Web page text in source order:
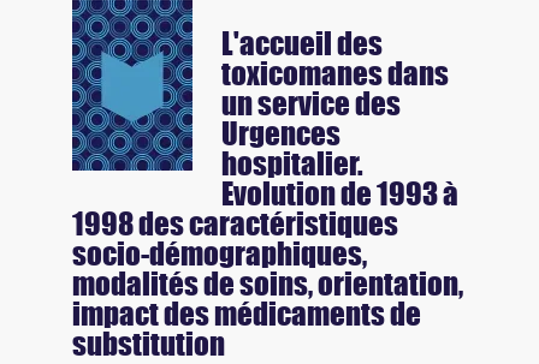
L'accueil des
toxicomanes dans
un service des
Urgences
hospitalier.
Evolution de 1993 à
1998 des caractéristiques
socio-démographiques,
modalités de soins, orientation,
impact des médicaments de
substitution